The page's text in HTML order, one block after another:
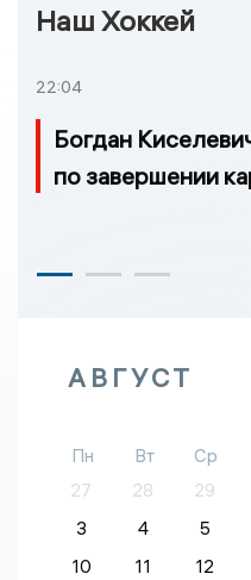
Наш Хоккей
22:04
Богдан
по завершении
АВГУСТ
Пн Вт Ср
27
28 29
3
4 5
10
11 12